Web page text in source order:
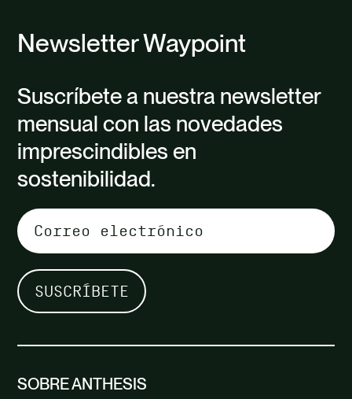
Newsletter Waypoint
Suscríbete a nuestra newsletter
mensual con las novedades
imprescindibles en
sostenibilidad.
SOBRE ANTHESIS